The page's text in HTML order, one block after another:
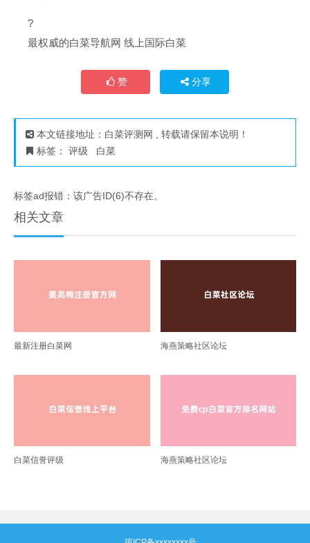
?
最权威的白菜导航网 线上国际白菜
赞 分享
本文链接地址： 白菜评测网 , 转载请保留本说明！
标签： 评级 白菜
标签ad报错：该广告ID(6)不存在。
相关文章
最新注册白菜网 海燕策略社区论坛
白菜信誉评级 海燕策略社区论坛